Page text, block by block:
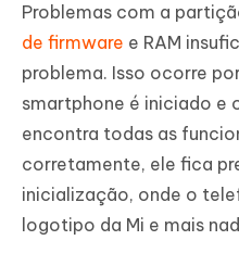
Problemas com a
de firmware e RAM
problema. Isso ocorre
smartphone é iniciado e
encontra todas as
corretamente, ele fica
inicialização, onde o
logotipo da Mi e mais